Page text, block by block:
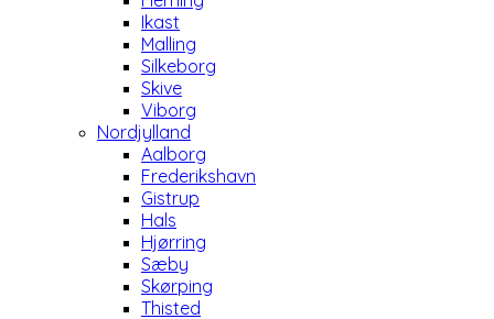
Ikast
Malling
Silkeborg
Skive
Viborg
Nordjylland
Aalborg
Frederikshavn
Gistrup
Hals
Hjørring
Sæby
Skørping
Thisted